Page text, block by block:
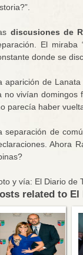
discusiones de
El miraba
donde se
aparición de Lanata
no vivían domingos
parecía haber
separación de
Ahora
y vía: El Diario de
related to